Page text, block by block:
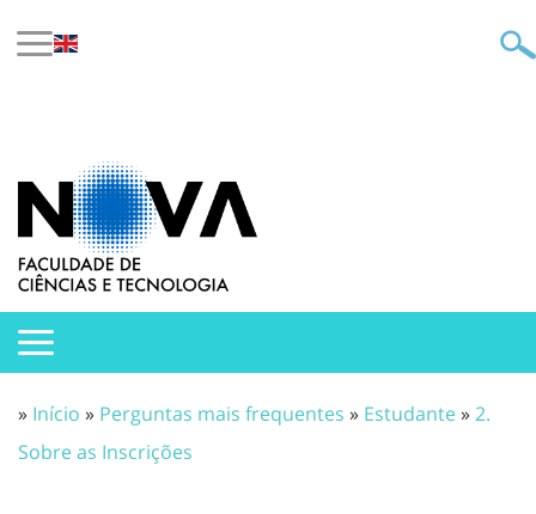
» Início » Perguntas mais frequentes » Estudante»2.
Sobre as Inscrições